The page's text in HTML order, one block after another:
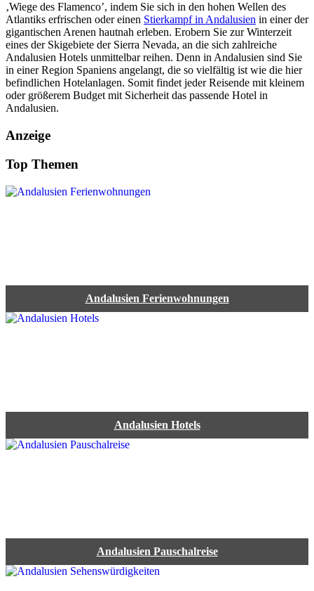
‚Wiege des Flamenco’, indem Sie sich in den hohen Wellen des
Atlantiks erfrischen oder einen Stierkampf in Andalusien in einer der
gigantischen Arenen hautnah erleben. Erobern Sie zur Winterzeit
eines der Skigebiete der Sierra Nevada, an die sich zahlreiche
Andalusien Hotels unmittelbar reihen. Denn in Andalusien sind Sie
in einer Region Spaniens angelangt, die so vielfältig ist wie die hier
befindlichen Hotelanlagen. Somit findet jeder Reisende mit kleinem
oder größerem Budget mit Sicherheit das passende Hotel in
Andalusien.
Anzeige
Top Themen
Andalusien Ferienwohnungen
Andalusien Hotels
Andalusien Pauschalreise